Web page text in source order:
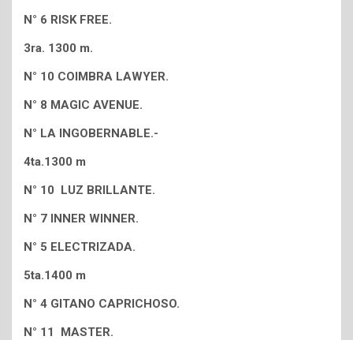
N° 6 RISK FREE.
3ra. 1300 m.
N° 10 COIMBRA LAWYER.
N° 8 MAGIC AVENUE.
N° LA INGOBERNABLE.-
4ta.1300 m
N° 10 LUZ BRILLANTE.
N° 7 INNER WINNER.
N° 5 ELECTRIZADA.
5ta.1400 m
N° 4 GITANO CAPRICHOSO.
N° 11 MASTER.